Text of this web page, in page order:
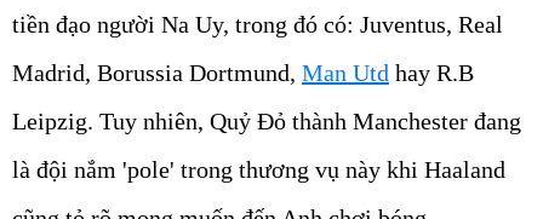
tiền đạo người Na Uy, trong đó có: Juventus, Real
Madrid, Borussia Dortmund, Man Utd hay R.B
Leipzig. Tuy nhiên, Quỷ Đỏ thành Manchester đang
là đội nắm 'pole' trong thương vụ này khi Haaland